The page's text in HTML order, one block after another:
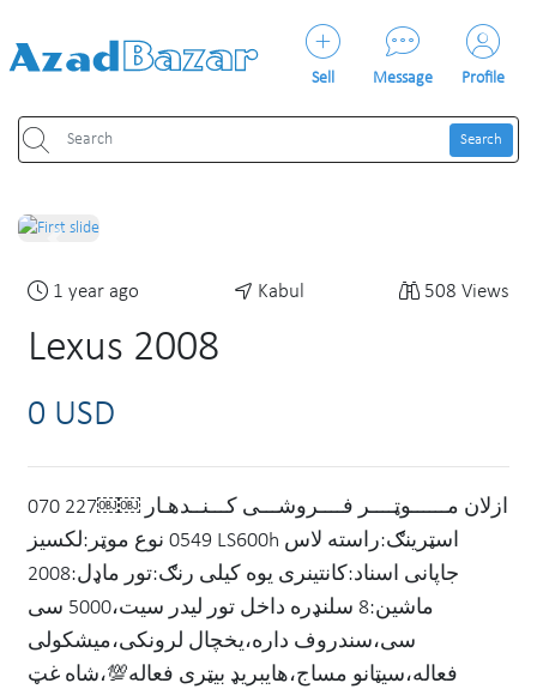
Sell Message Profile
Search
1 year ago Kabul 508 Views
Lexus 2008
0 USD
ازلان مــــــوټــــر فــــروشـــی کـــنــدهـار ￼￼⁨070 227
0549⁩ نوع موټر:لکسیز LS600h اسټرینګ:راسته لاس
جاپانی اسناد:کانتینری یوه کیلی رنګ:تور ماډل:2008
ماشین:8 سلنډره داخل تور لیدر سیت،5000 سی
سی،سندروف داره،یخچال لرونکی،میشکولی
فعاله،سیټانو مساج،هایبریډ بیټری فعاله💯،شاه غټ